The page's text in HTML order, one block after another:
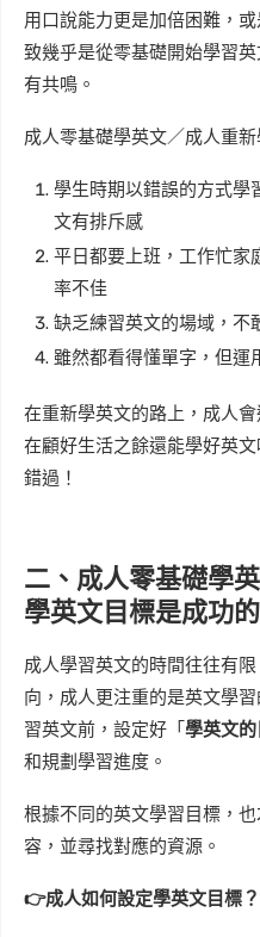
用口說能力更是加倍困難，
致幾乎是從零基礎開始學習
有共鳴。
成人零基礎學英文／成人重
學生時期以錯誤的方式學
文有排斥感
平日都要上班，工作忙家
率不佳
缺乏練習英文的場域，不
雖然都看得懂單字，但運
在重新學英文的路上，成人
在顧好生活之餘還能學好英
錯過！
二、成人零基礎學
學英文目標是成功
成人學習英文的時間往往有
向，成人更注重的是英文學
習英文前，設定好「 學英文
和規劃學習進度。
根據不同的英文學習目標，
容，並尋找對應的資源。
👉成人如何設定學英文目標